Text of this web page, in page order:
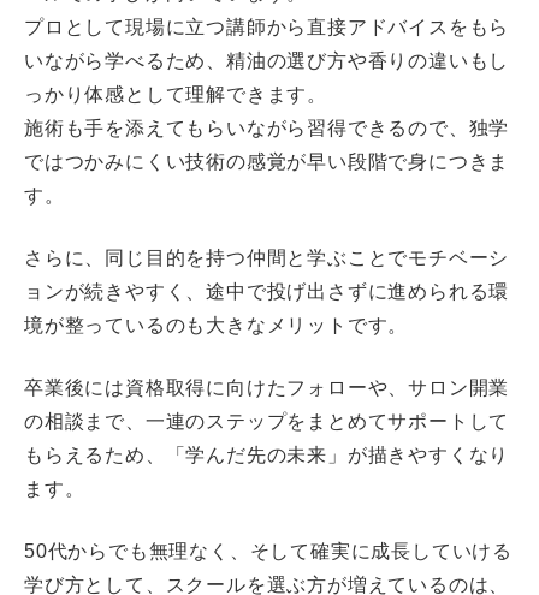
プロとして現場に立つ講師から直接アドバイスをもら
いながら学べるため、精油の選び方や香りの違いもし
っかり体感として理解できます。
施術も手を添えてもらいながら習得できるので、独学
ではつかみにくい技術の感覚が早い段階で身につきま
す。
さらに、同じ目的を持つ仲間と学ぶことでモチベーシ
ョンが続きやすく、途中で投げ出さずに進められる環
境が整っているのも大きなメリットです。
卒業後には資格取得に向けたフォローや、サロン開業
の相談まで、一連のステップをまとめてサポートして
もらえるため、「学んだ先の未来」が描きやすくなり
ます。
50代からでも無理なく、そして確実に成長していける
学び方として、スクールを選ぶ方が増えているのは、